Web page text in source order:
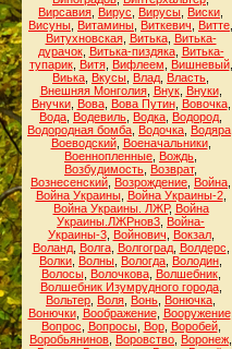
Вирсавия Вирус Вирусы Виски
Висуны Витамины Виткевич Витте
Витухновская, Витька, Витька-
дурачок, Витька-пиздяка, Витька-
тупарик, Витя, Вифлеем Вишневый,
Виька Вкусы Влад Власть
Внешняя Монголия, Внук, Внуки,
Внучки, Вова, Вова Путин, Вовочка,
Вода Водевиль Водка Водород
Водородная бомба Водочка Водяра
Воеводский, Военачальники,
Военнопленные Вождь
Возбудимость Возврат,
Вознесенский Возрождение Война
Война Украины, Война Украины-2,
Война Украины. ЛЖР, Война
Украины.ЛЖРнов3 Война-
Украины-3, Войнович Вокзал,
Воланд, Волга, Волгоград, Волдерс
Волки Волны Вологда Володин
Волосы, Волочкова, Волшебник,
Волшебник Изумрудного города,
Вольтер Воля Вонь Вонючка
Вонючки, Воображение, Вооружение,
Вопрос
Вопросы, Вор, Воробей,
Воробьянинов Воровство Воронеж